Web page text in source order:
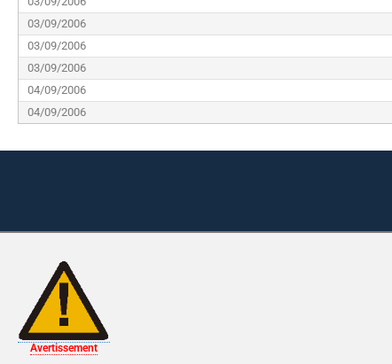
03/09/2006
03/09/2006
03/09/2006
04/09/2006
04/09/2006
Avertissement